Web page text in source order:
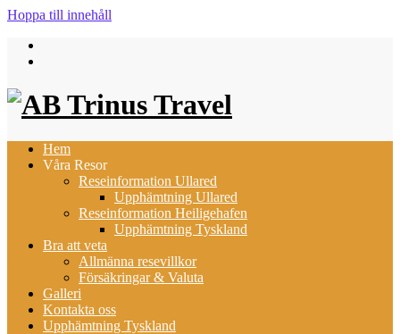
Hoppa till innehåll
Hem
Våra Resor
Reseinformation Ullared
Upphämtning Ullared
Reseinformation Heiligehafen
Upphämtning Tyskland
Bra att veta
Allmänna resevillkor
Försäkringar & Valuta
Galleri
Kontakta oss
Upphämtning Tyskland